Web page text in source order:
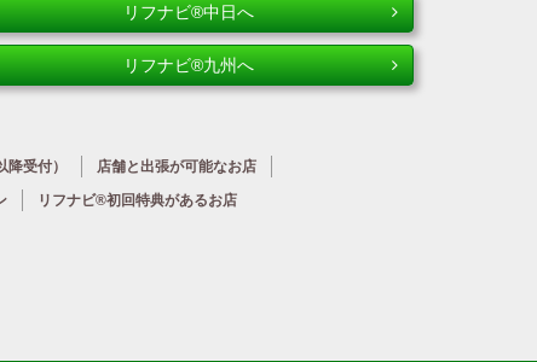
リフナビ®中日へ
リフナビ®九州へ
降受付） 店舗と出張が可能なお店
リフナビ®初回特典があるお店